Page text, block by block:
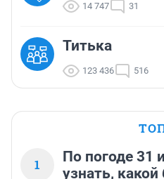
14 747 31
Титька
123 436 516
1
По погоде
узнать,